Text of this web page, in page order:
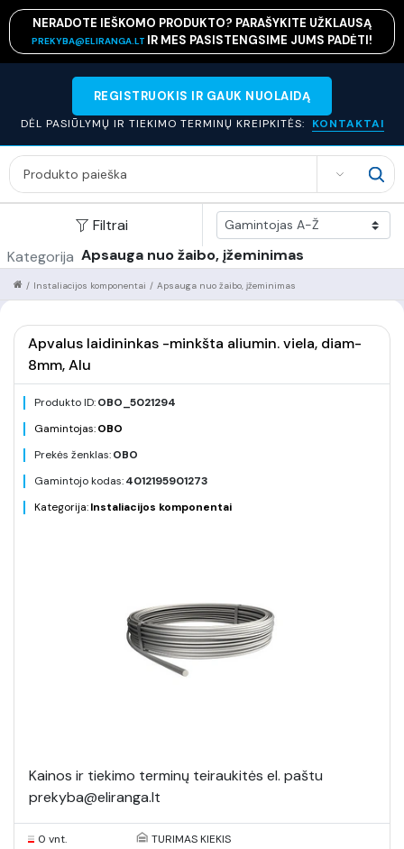
NERADOTE IEŠKOMO PRODUKTO? PARAŠYKITE UŽKLAUSĄ
PREKYBA@ELIRANGA.LT IR MES PASISTENGSIME JUMS PADĖTI!
REGISTRUOKIS IR GAUK NUOLAIDĄ
DĖL PASIŪLYMŲ IR TIEKIMO TERMINŲ KREIPKITĖS: KONTAKTAI
SEARCH
Filtrai
Kategorija Apsauga nuo žaibo, įžeminimas
Apsauga nuo žaibo, įžeminimas
/
Instaliacijos komponentai
/
Apvalus laidininkas -minkšta aliumin. viela, diam-
8mm, Alu
Produkto ID:OBO_5021294
Gamintojas:OBO
Prekės ženklas:OBO
Gamintojo kodas:4012195901273
Kategorija:Instaliacijos komponentai
Kainos ir tiekimo terminų teiraukitės el. paštu
prekyba@eliranga.lt
0 vnt.
TURIMAS KIEKIS